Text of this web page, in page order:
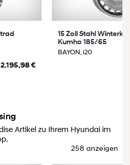
2.195,98 €
15 Zoll Stahl
Kumho 185/65
BAYON, i20
Artikel zu Ihrem Hyundai im
258 anzeigen